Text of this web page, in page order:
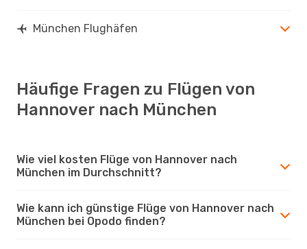
München Flughäfen
Häufige Fragen zu Flügen von
Hannover nach München
Wie viel kosten Flüge von Hannover nach
München im Durchschnitt?
Wie kann ich günstige Flüge von Hannover nach
München bei Opodo finden?